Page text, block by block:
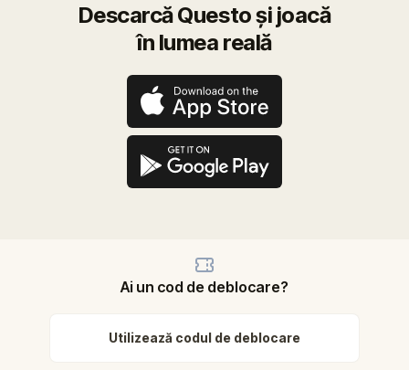
Descarcă Questo și joacă
în lumea reală
Ai un cod de deblocare?
Utilizează codul de deblocare